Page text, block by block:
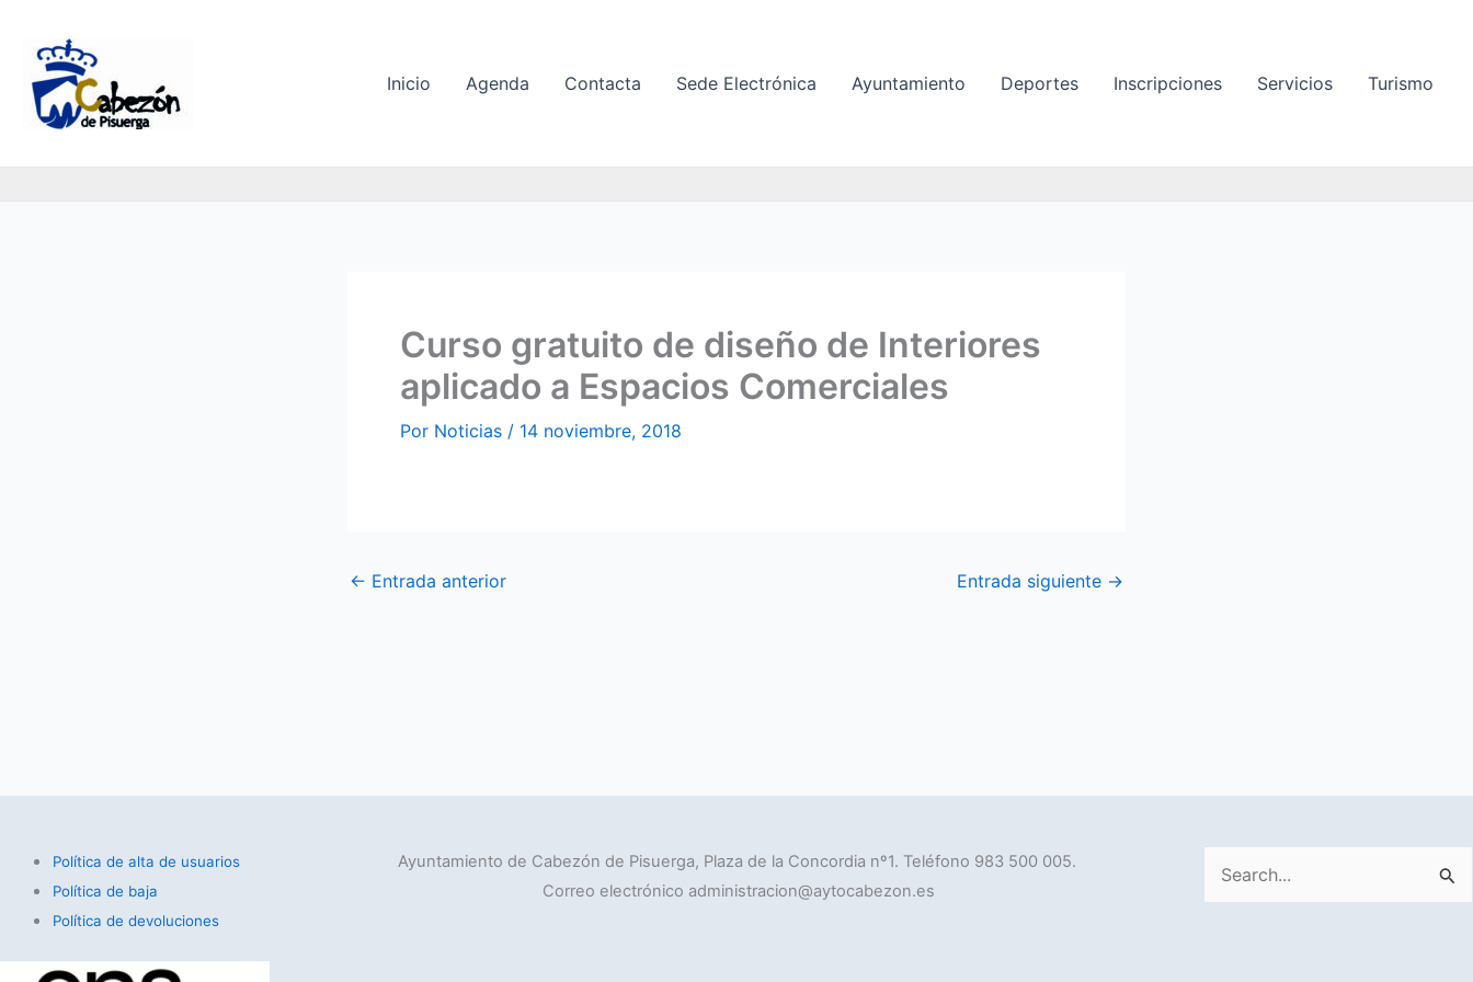
contenido
Inicio Agenda Contacta Sede Electrónica Ayuntamiento Deportes Inscripciones Servicios Turismo
Curso gratuito de diseño de Interiores
aplicado a Espacios Comerciales
Por Noticias / 14 noviembre, 2018
← Entrada anterior Entrada siguiente →
Política de alta de usuarios
Política de baja
Política de devoluciones
Ayuntamiento de Cabezón de Pisuerga, Plaza de la Concordia nº1. Teléfono 983 500 005.
Correo electrónico administracion@aytocabezon.es
Buscar
por: